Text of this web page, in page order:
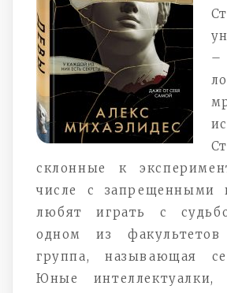
–
склонные к
числе с запрещенными
любят играть с
одном из факультетов
группа, называющая
Юные интеллектуалки,